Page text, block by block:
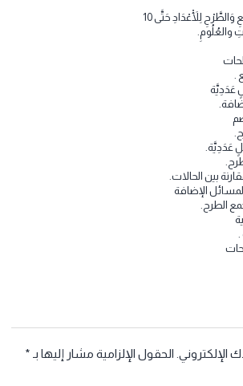
في الحل
.
لِلْأَعْدَادِ حَتَّى 10
الإضافة